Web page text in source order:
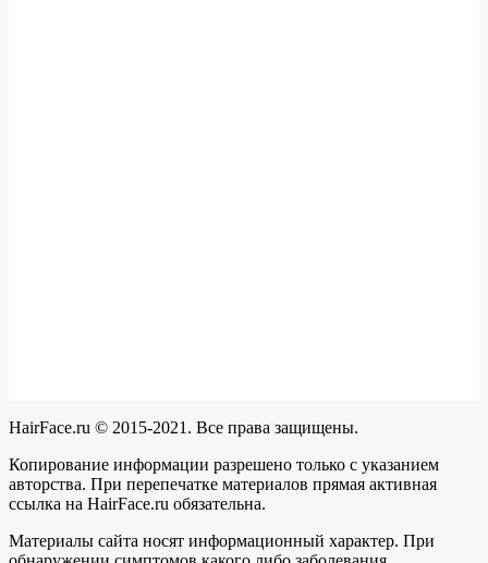
HairFace.ru © 2015-2021. Все права защищены.
Копирование информации разрешено только с указанием
авторства. При перепечатке материалов прямая активная
ссылка на HairFace.ru обязательна.
Материалы сайта носят информационный характер. При